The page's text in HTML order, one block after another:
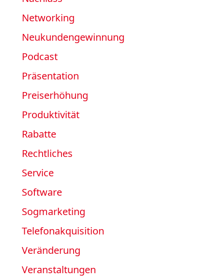
Networking
Neukundengewinnung
Podcast
Präsentation
Preiserhöhung
Produktivität
Rabatte
Rechtliches
Service
Software
Sogmarketing
Telefonakquisition
Veränderung
Veranstaltungen